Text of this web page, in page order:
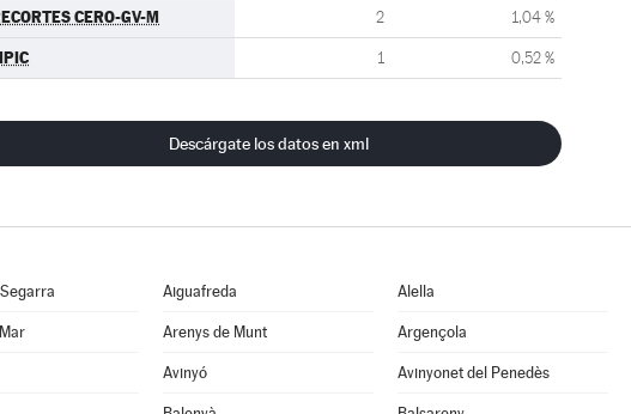
CERO-GV-M 2 1,04 %
1 0,52 %
Descárgate los datos en xml
Aiguafreda Alella
Arenys de Munt Argençola
Avinyó Avinyonet del Penedès